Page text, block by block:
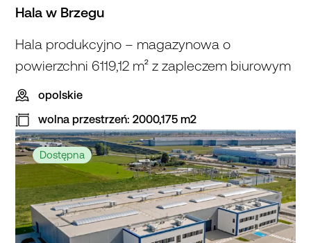
Hala w Brzegu
Hala produkcyjno – magazynowa o
powierzchni 6119,12 m² z zapleczem biurowym
opolskie
wolna przestrzeń: 2000,175 m2
Hala
w Brzegu
Dostępna